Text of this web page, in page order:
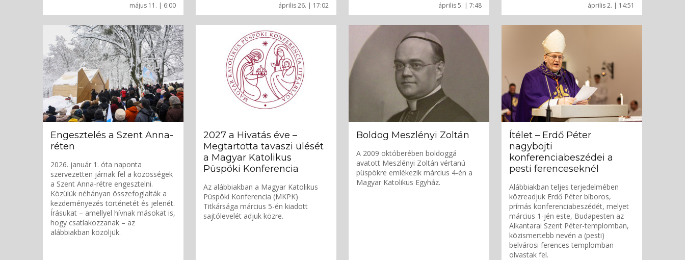
május 11. | 6:00 április 26. | 17:02 április 5. | 7:48 április 2. | 14:51
Engesztelés a Szent Anna-
réten
2026. január 1. óta naponta
szervezetten járnak fel a közösségek
a Szent Anna-rétre engesztelni.
Közülük néhányan összefoglalták a
kezdeményezés történetét és jelenét.
Írásukat – amellyel hívnak másokat is,
hogy csatlakozzanak – az
alábbiakban közöljük.
2027 a Hivatás éve –
Megtartotta tavaszi ülését
a Magyar Katolikus
Püspöki Konferencia
Az alábbiakban a Magyar Katolikus
Püspöki Konferencia (MKPK)
Titkársága március 5-én kiadott
sajtólevelét adjuk közre.
Boldog Meszlényi Zoltán
A 2009 októberében boldoggá
avatott Meszlényi Zoltán vértanú
püspökre emlékezik március 4-én a
Magyar Katolikus Egyház.
Ítélet – Erdő Péter
nagyböjti
konferenciabeszédei a
pesti ferenceseknél
Alábbiakban teljes terjedelmében
közreadjuk Erdő Péter bíboros,
prímás konferenciabeszédét, melyet
március 1-jén este, Budapesten az
Alkantarai Szent Péter-templomban,
közismertebb nevén a (pesti)
belvárosi ferences templomban
olvastak fel.